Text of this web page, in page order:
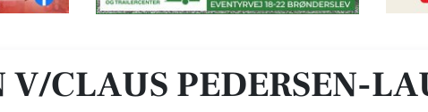
V/CLAUS PEDERSEN-